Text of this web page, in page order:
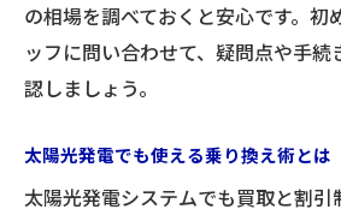
の相場を調べておくと安心です。初
ッフに問い合わせて、疑問点や手
認しましょう。
太陽光発電でも使える乗り換え術とは
太陽光発電システムでも買取と割引